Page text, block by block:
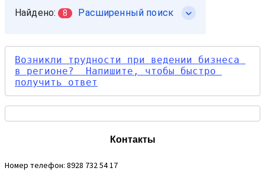
Возникли трудности при ведении бизнеса
в регионе?  Напишите, чтобы быстро
получить ответ
Контакты
Номер телефон: 8928 732 54 17